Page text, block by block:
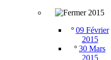
2015
º 09 Février
2015
º 30 Mars
2015